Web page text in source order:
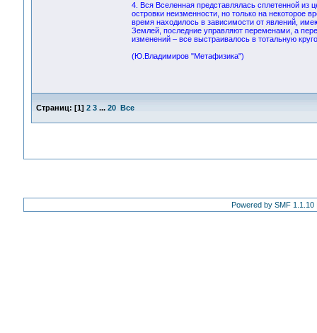
4. Вся Вселенная представлялась сплетенной из
островки неизменности, но только на
время находилось в зависимости от явлений,
Землей, последние управляют переменами, а
изменений – все выстраивалось в тотальную
(Ю.Владимиров "Метафизика")
Страниц: [1] 2 3 ... 20 Все
Powered by SMF 1.1.10